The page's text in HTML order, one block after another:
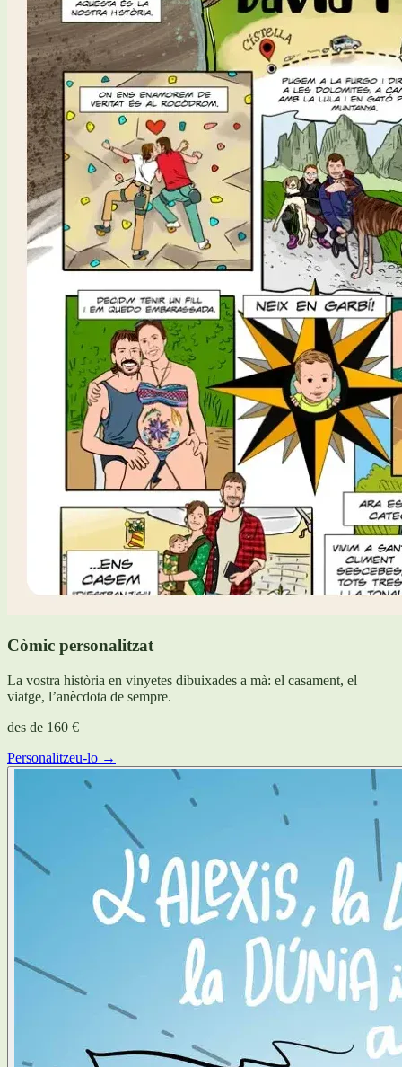
Còmic personalitzat
La vostra història en vinyetes dibuixades a mà: el casament, el
viatge, l’anècdota de sempre.
des de 160 €
Personalitzeu-lo →